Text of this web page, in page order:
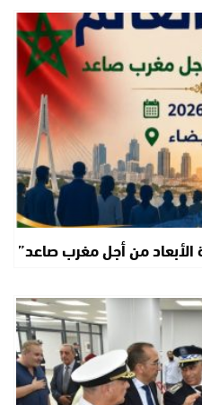
الأبعاد من أجل مغرب صاعد”